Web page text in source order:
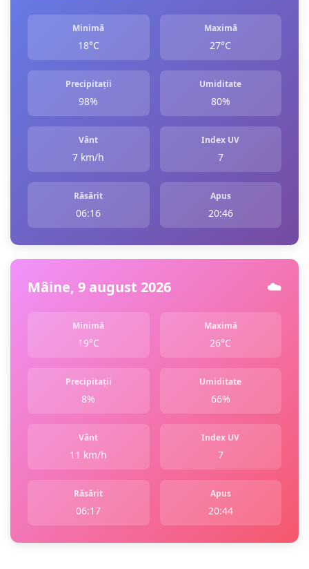
Minimă
18°C
Maximă
27°C
Precipitații
98%
Umiditate
80%
Vânt
7 km/h
Index UV
7
Răsărit
06:16
Apus
20:46
Mâine, 9 august 2026 ☁️
Minimă
19°C
Maximă
26°C
Precipitații
8%
Umiditate
66%
Vânt
11 km/h
Index UV
7
Răsărit
06:17
Apus
20:44